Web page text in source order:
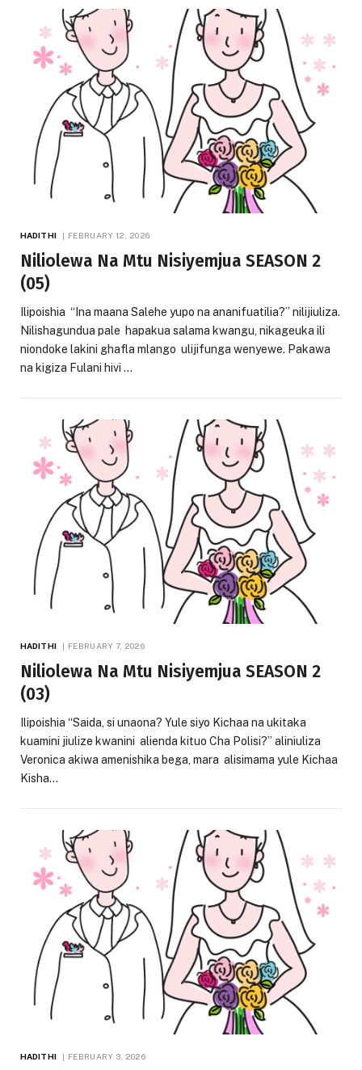
HADITHI FEBRUARY 12, 2026
Niliolewa Na Mtu Nisiyemjua SEASON 2
(05)
Ilipoishia “Ina maana Salehe yupo na ananifuatilia?” nilijiuliza.
Nilishagundua pale hapakua salama kwangu, nikageuka ili
niondoke lakini ghafla mlango ulijifunga wenyewe. Pakawa
na kigiza Fulani hivi …
HADITHI FEBRUARY 7, 2026
Niliolewa Na Mtu Nisiyemjua SEASON 2
(03)
Ilipoishia “Saida, si unaona? Yule siyo Kichaa na ukitaka
kuamini jiulize kwanini alienda kituo Cha Polisi?” aliniuliza
Veronica akiwa amenishika bega, mara alisimama yule Kichaa
Kisha…
HADITHI FEBRUARY 3, 2026